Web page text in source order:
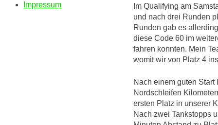
Impressum
Im Qualifying am
und nach drei Runden
Runden gab es
diese Code 60 im
fahren konnten. Mein
womit wir von Platz 4
Nach einem guten
Nordschleifen
ersten Platz in unserer
Nach zwei Tankstopps